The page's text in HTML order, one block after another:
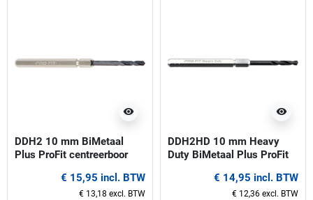
visibility
DDH2 10 mm BiMetaal
Plus ProFit centreerboor
€ 15,95 incl. BTW
€ 13,18 excl. BTW
visibility
DDH2HD 10 mm Heavy
Duty BiMetaal Plus ProFit
32-210 mm€ 14,95 incl. BTW
€ 12,36 excl. BTW